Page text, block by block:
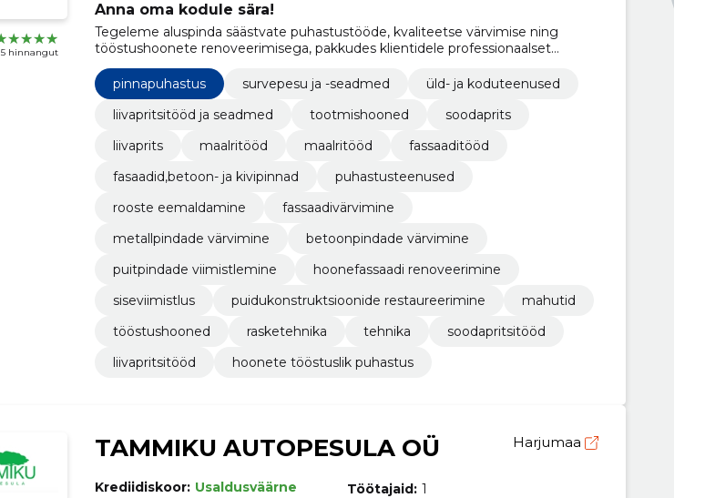
5 hinnangut
Anna oma kodule sära!
Tegeleme aluspinda säästvate puhastustööde, kvaliteetse värvimise ning
tööstushoonete renoveerimisega, pakkudes klientidele professionaalset
teenust ja parima tulemuse saavutamist.
pinnapuhastus
survepesu ja -seadmed
üld- ja koduteenused
liivapritsitööd ja seadmed
tootmishooned
soodaprits
liivaprits
maalritööd maalritööd
fassaaditööd
fasaadid,betoon- ja kivipinnad
puhastusteenused
rooste eemaldamine
fassaadivärvimine
metallpindade värvimine
betoonpindade värvimine
puitpindade viimistlemine
hoonefassaadi renoveerimine
siseviimistlus
puidukonstruktsioonide restaureerimine
mahutid
tööstushooned
rasketehnika tehnika
soodapritsitööd
liivapritsitööd
hoonete tööstuslik puhastus
TAMMIKU AUTOPESULA OÜ Harjumaa
Krediidiskoor: Usaldusväärne
Töötajaid: 1